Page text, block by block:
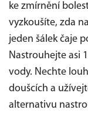
ke zmírnění
vyzkoušíte, zda
jeden šálek čaje
Nastrouhejte asi
vody. Nechte
doušcích a
alternativu